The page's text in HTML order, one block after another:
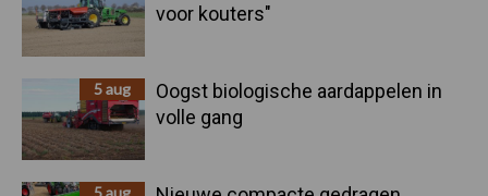
voor kouters"
5 aug
Oogst biologische aardappelen in
volle gang